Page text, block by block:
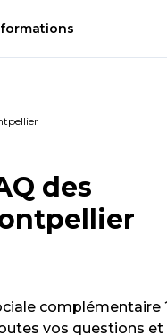
formations
des
complémentaire
vos questions et